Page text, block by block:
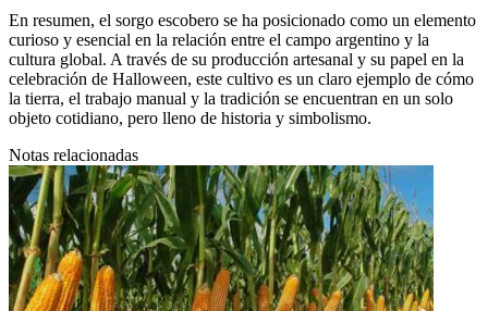
En resumen, el sorgo escobero se ha posicionado como un elemento
curioso y esencial en la relación entre el campo argentino y la
cultura global. A través de su producción artesanal y su papel en la
celebración de Halloween, este cultivo es un claro ejemplo de cómo
la tierra, el trabajo manual y la tradición se encuentran en un solo
objeto cotidiano, pero lleno de historia y simbolismo.
Notas relacionadas